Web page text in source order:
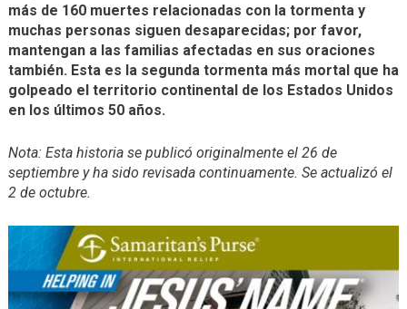
más de 160 muertes relacionadas con la tormenta y
muchas personas siguen desaparecidas; por favor,
mantengan a las familias afectadas en sus oraciones
también. Esta es la segunda tormenta más mortal que ha
golpeado el territorio continental de los Estados Unidos
en los últimos 50 años.
Nota: Esta historia se publicó originalmente el 26 de
septiembre y ha sido revisada continuamente. Se actualizó el
2 de octubre.